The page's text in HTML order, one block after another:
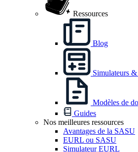
Ressources
Blog
Simulateurs
Modèles de
Guides
Nos meilleures ressources
Avantages de la SASU
EURL ou SASU
Simulateur EURL